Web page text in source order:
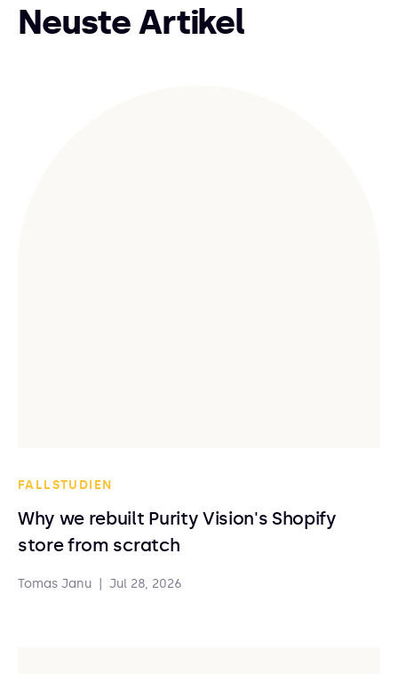
Neuste Artikel
FALLSTUDIEN
Why we rebuilt Purity Vision's Shopify
store from scratch
Tomas Janu Jul 28, 2026